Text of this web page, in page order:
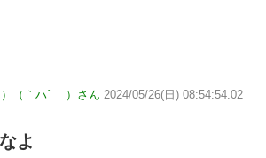
）（｀ハ´ ）さん 2024/05/26(日) 08:54:54.02
よ